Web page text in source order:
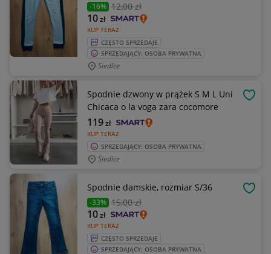
-16% 12,00 zł
KUP TERAZ
10zł
CZĘSTO SPRZEDAJE
SPRZEDAJĄCY: OSOBA PRYWATNA
Siedlce
Spodnie dzwony w prążek S M L Uni
Chicaca o la voga zara cocomore
KUP TERAZ
119zł
SPRZEDAJĄCY: OSOBA PRYWATNA
Siedlce
Spodnie damskie, rozmiar S/36
-33% 15,00 zł
KUP TERAZ
10zł
CZĘSTO SPRZEDAJE
SPRZEDAJĄCY: OSOBA PRYWATNA